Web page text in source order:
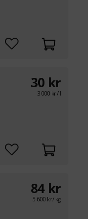
30 kr
3 000 kr/ l
84 kr
5 600 kr/ kg